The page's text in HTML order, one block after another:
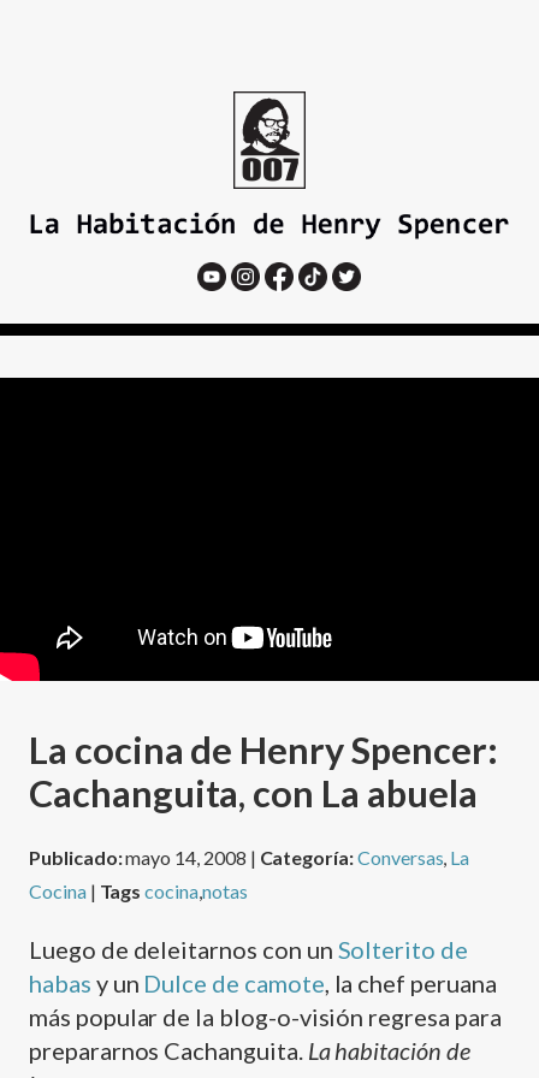
La cocina de Henry Spencer:
Cachanguita, con La abuela
Publicado:mayo 14, 2008 | Categoría:Conversas La
Cocina| Tagscocina,notas
Luego de deleitarnos con un Solterito de
habas y un Dulce de camote , la chef peruana
más popular de la blog-o-visión regresa para
prepararnos Cachanguita. La habitación de